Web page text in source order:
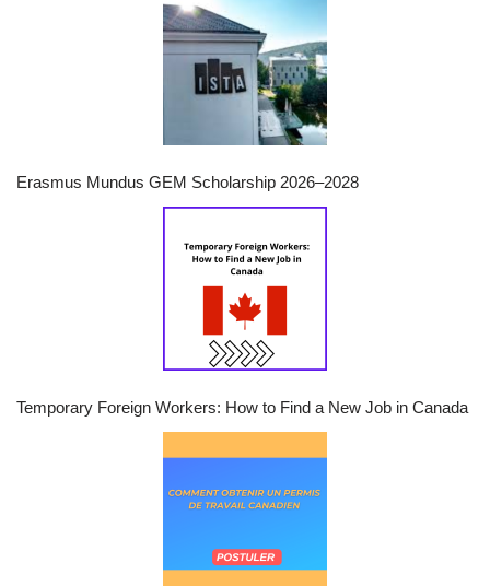
Erasmus Mundus GEM Scholarship 2026–2028
Temporary Foreign Workers: How to Find a New Job in Canada